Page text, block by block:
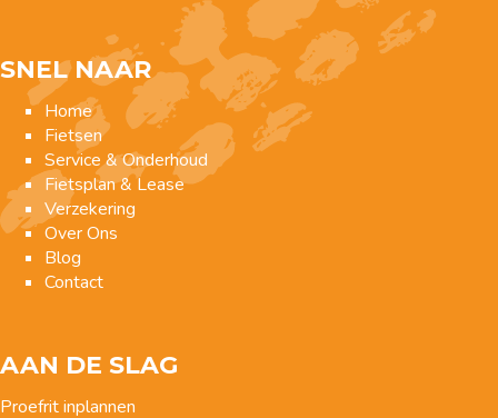
SNEL NAAR
Home
Fietsen
Service & Onderhoud
Fietsplan & Lease
Verzekering
Over Ons
Blog
Contact
AAN DE SLAG
Proefrit inplannen